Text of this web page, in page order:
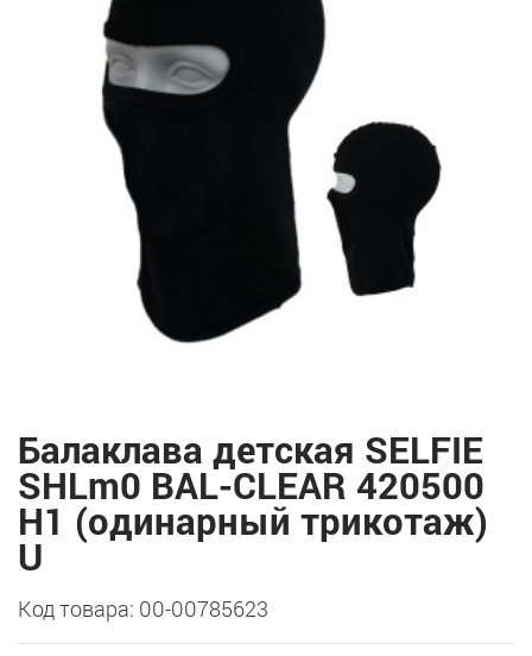
Балаклава детская SELFIE
SHLm0 BAL-CLEAR 420500
H1 (одинарный трикотаж)
U
Код товара: 00-00785623